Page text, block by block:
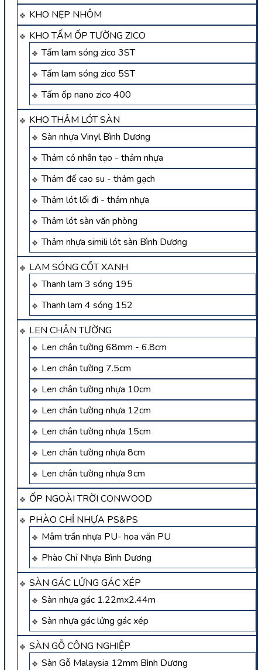
KHO NẸP NHÔM
KHO TẤM ỐP TƯỜNG ZICO
Tấm lam sóng zico 3ST
Tấm lam sóng zico 5ST
Tấm ốp nano zico 400
KHO THẢM LÓT SÀN
Sàn nhựa Vinyl Bình Dương
Thảm cỏ nhân tạo - thảm nhựa
Thảm đế cao su - thảm gạch
Thảm lót lối đi - thảm nhựa
Thảm lót sàn văn phòng
Thảm nhựa simili lót sàn Bình Dương
LAM SÓNG CỐT XANH
Thanh lam 3 sóng 195
Thanh lam 4 sóng 152
LEN CHÂN TƯỜNG
Len chân tường 68mm - 6.8cm
Len chân tường 7.5cm
Len chân tường nhựa 10cm
Len chân tường nhựa 12cm
Len chân tường nhựa 15cm
Len chân tường nhựa 8cm
Len chân tường nhựa 9cm
ỐP NGOÀI TRỜI CONWOOD
PHÀO CHỈ NHỰA PS&PS
Mâm trần nhựa PU- hoa văn PU
Phào Chỉ Nhựa Bình Dương
SÀN GÁC LỬNG GÁC XÉP
Sàn nhựa gác 1.22mx2.44m
Sàn nhựa gác lửng gác xép
SÀN GỖ CÔNG NGHIỆP
Sàn Gỗ Malaysia 12mm Bình Dương